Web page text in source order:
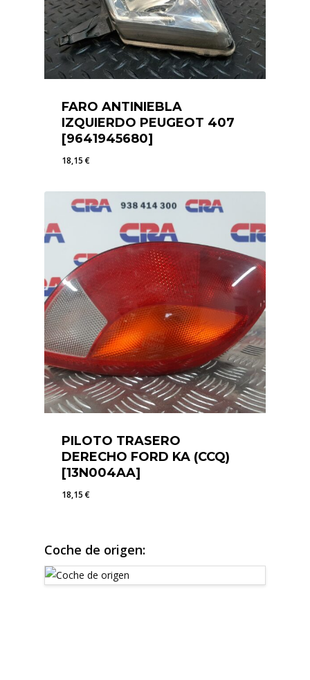
FARO ANTINIEBLA
IZQUIERDO PEUGEOT 407
[9641945680]
18,15€
PILOTO TRASERO
DERECHO FORD KA (CCQ)
[13N004AA]
18,15€
Coche de origen: